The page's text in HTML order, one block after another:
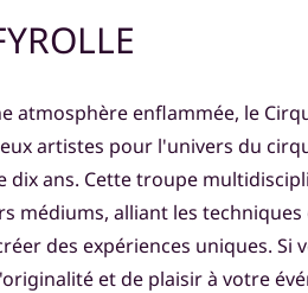
atmosphère enflammée, le
artistes pour l'univers du
dix ans. Cette troupe
médiums, alliant les
des expériences uniques. Si
et de plaisir à votre